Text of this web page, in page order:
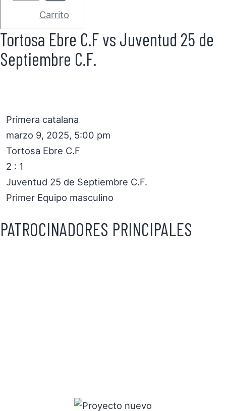
Carrito
Tortosa Ebre C.F vs Juventud 25 de
Septiembre C.F.
Primera catalana
marzo 9, 2025, 5:00 pm
Tortosa Ebre C.F
2 : 1
Juventud 25 de Septiembre C.F.
Primer Equipo masculino
PATROCINADORES PRINCIPALES